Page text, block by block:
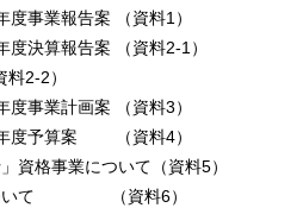
業報告案 （資料1）
算報告案 （資料2-1）
2-2）
業計画案 （資料3）
度予算案 （資料4）
格事業について（資料5）
いて （資料6）